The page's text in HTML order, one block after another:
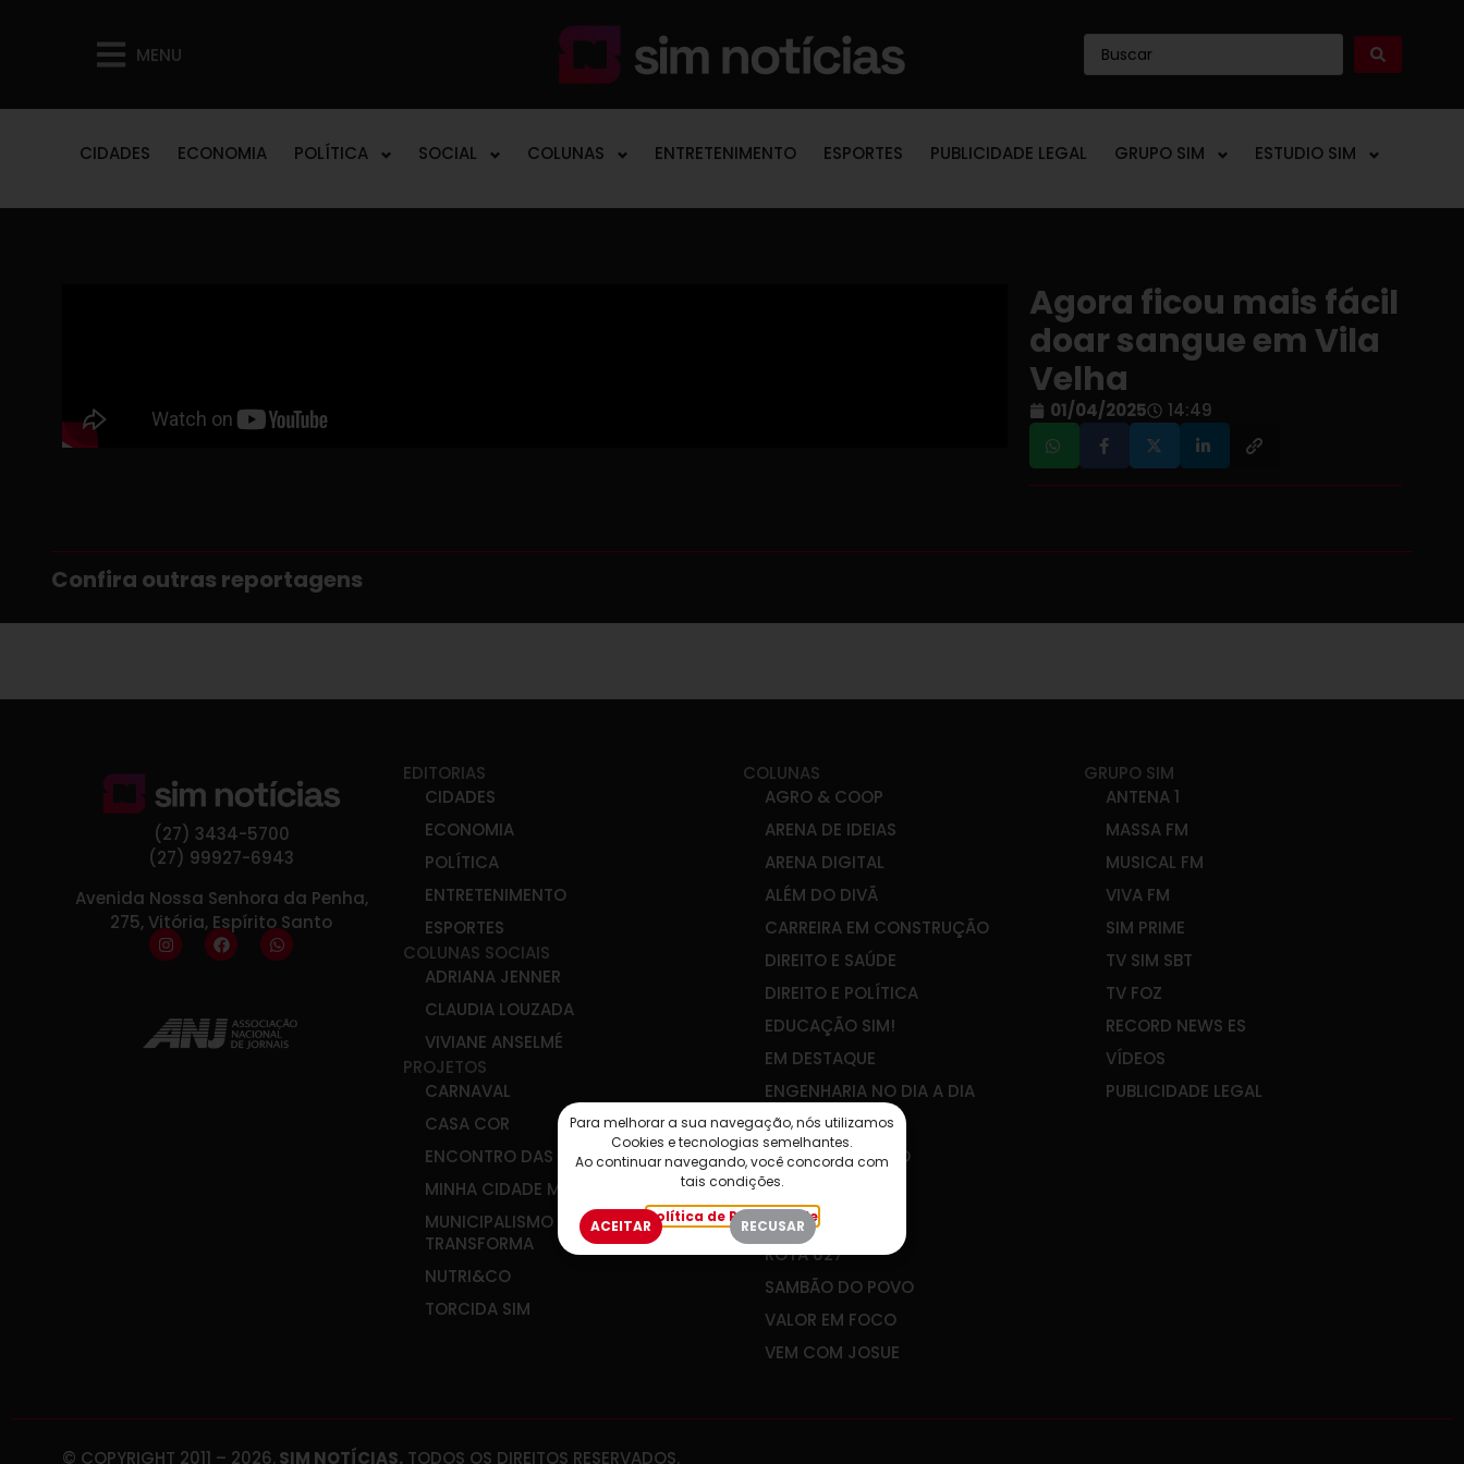
MENU
CIDADES ECONOMIA POLÍTICA SOCIAL COLUNAS ENTRETENIMENTO ESPORTES PUBLICIDADE LEGAL GRUPO SIM ESTUDIO SIM
Agora ficou mais fácil
doar sangue em Vila
Velha
01/04/2025 14:49
Confira outras reportagens
(27) 3434-5700
(27) 99927-6943
Avenida Nossa Senhora da Penha,
275, Vitória, Espírito Santo
EDITORIAS
CIDADES
ECONOMIA
POLÍTICA
ENTRETENIMENTO
ESPORTES
COLUNAS SOCIAIS
ADRIANA JENNER
CLAUDIA LOUZADA
VIVIANE ANSELMÉ
PROJETOS
CARNAVAL
CASA COR
ENCONTRO DAS ÁGUAS
MINHA CIDADE MEU FUTURO
MUNICIPALISMO QUE
TRANSFORMA
NUTRI&CO
TORCIDA SIM
COLUNAS
AGRO & COOP
ARENA DE IDEIAS
ARENA DIGITAL
ALÉM DO DIVÃ
CARREIRA EM CONSTRUÇÃO
DIREITO E SAÚDE
DIREITO E POLÍTICA
EDUCAÇÃO SIM!
EM DESTAQUE
ENGENHARIA NO DIA A DIA
IBEF-ES
JOÃO GUALBERTO
PLANEJAR É VIVER
RADAR SOCIAL
ROTA 027
SAMBÃO DO POVO
VALOR EM FOCO
VEM COM JOSUE
GRUPO SIM
ANTENA 1
MASSA FM
MUSICAL FM
VIVA FM
SIM PRIME
TV SIM SBT
TV FOZ
RECORD NEWS ES
VÍDEOS
PUBLICIDADE LEGAL
© COPYRIGHT 2011 – 2026.SIM NOTÍCIAS. TODOS OS DIREITOS RESERVADOS.
Para melhorar a sua navegação, nós utilizamos
Cookies e tecnologias semelhantes.
Ao continuar navegando, você concorda com
tais condições.
Política de Privacidade
ACEITAR RECUSAR